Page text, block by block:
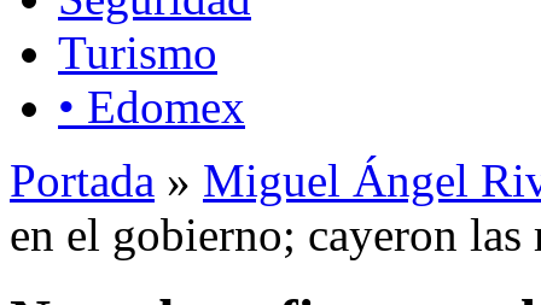
Turismo
• Edomex
Portada » Miguel Ángel
en el gobierno; cayeron las